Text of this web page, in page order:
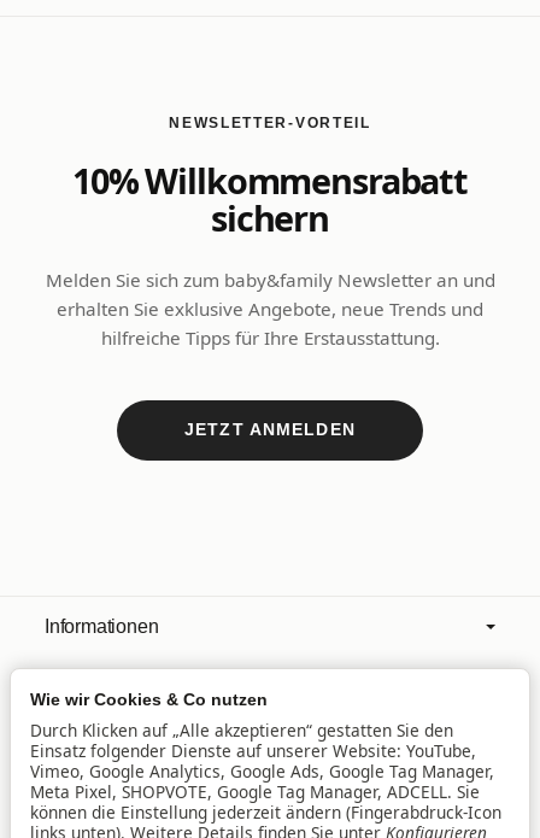
NEWSLETTER-VORTEIL
10% Willkommensrabatt
sichern
Melden Sie sich zum baby&family Newsletter an und
erhalten Sie exklusive Angebote, neue Trends und
hilfreiche Tipps für Ihre Erstausstattung.
JETZT ANMELDEN
Informationen
Mehr über
Filialen
Wie wir Cookies & Co nutzen
Durch Klicken auf „Alle akzeptieren“ gestatten Sie den
Einsatz folgender Dienste auf unserer Website: YouTube,
Vimeo, Google Analytics, Google Ads, Google Tag Manager,
Meta Pixel, SHOPVOTE, Google Tag Manager, ADCELL. Sie
können die Einstellung jederzeit ändern (Fingerabdruck-Icon
links unten). Weitere Details finden Sie unter Konfigurieren